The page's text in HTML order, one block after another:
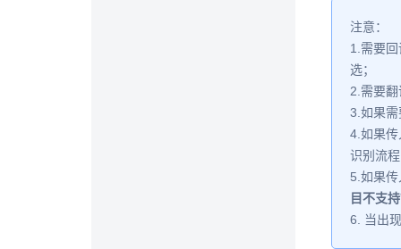
注意：
1.需要
选；
2.需要
3.如果需
4.如果传
识别流
5.如果
目不支持
6. 当出